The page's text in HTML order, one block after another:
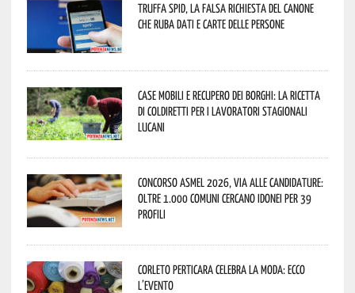
Truffa Spid, la falsa richiesta del canone
che ruba dati e carte delle persone
Case mobili e recupero dei borghi: la ricetta
di Coldiretti per i lavoratori stagionali
lucani
Concorso Asmel 2026, via alle candidature:
oltre 1.000 Comuni cercano idonei per 39
profili
Corleto Perticara celebra la moda: ecco
l’evento